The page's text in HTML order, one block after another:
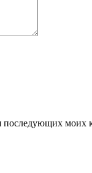
последующих моих